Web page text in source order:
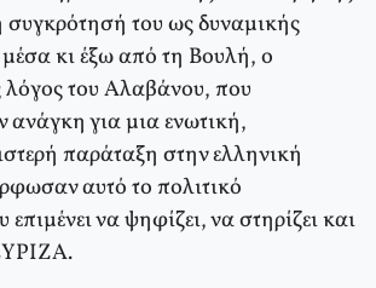
συγκρότησή του ως δυναμικής
μέσα κι έξω από τη Βουλή, ο
λόγος του Αλαβάνου, που
για μια ενωτική,
παράταξη στην ελληνική
αυτό το πολιτικό
να ψηφίζει, να στηρίζει και